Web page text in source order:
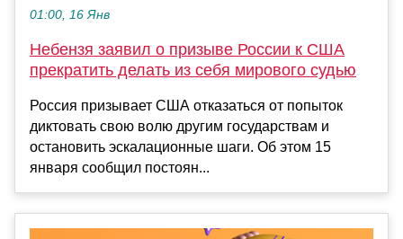
01:00, 16 Янв
Небензя заявил о призыве России к США
прекратить делать из себя мирового судью
Россия призывает США отказаться от попыток
диктовать свою волю другим государствам и
остановить эскалационные шаги. Об этом 15
января сообщил постоян...